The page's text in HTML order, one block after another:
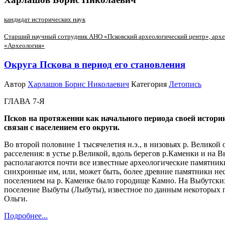
кандидат исторических наук
Старший научный сотрудник АНО «Псковский археологический центр»,
«Археология»
Округа Пскова в период его становления
Автор Харлашов Борис Николаевич Категория Летопись
ГЛАВА 7-Я
Псков на протяжении как начального периода своей
связан с населением его округи.
Во второй половине 1 тысячелетия н.э., в низовьях р.
расселения: в устье р.Великой, вдоль берегов р.Каменки и на
располагаются почти все известные археологические
синхронные им, или, может быть, более древние памятники
поселением на р. Каменке было городище Камно. На
поселение Выбуты (Лыбуты), известное по данным некоторых
Ольги.
Подробнее...